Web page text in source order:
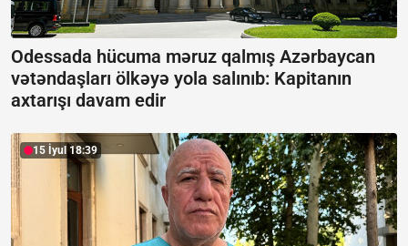
Odessada hücuma məruz qalmış Azərbaycan
vətəndaşları ölkəyə yola salınıb: Kapitanın
axtarışı davam edir
15 İyul 18:39